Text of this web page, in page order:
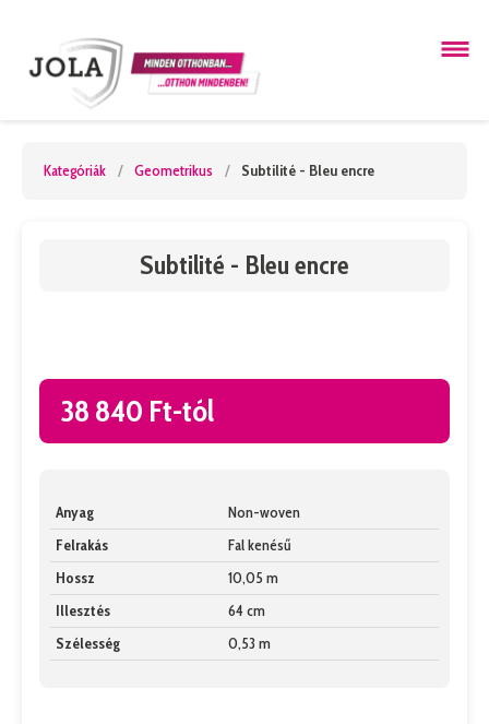
Kategóriák / Geometrikus / Subtilité - Bleu encre
Subtilité - Bleu encre
38 840 Ft-tól
Anyag
Non-woven
Felrakás
Fal kenésű
Hossz
10,05 m
Illesztés
64 cm
Szélesség
0,53 m